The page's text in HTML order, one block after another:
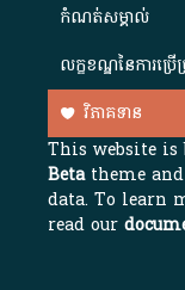
កំណត់សម្គាល់
លក្ខខណ្ឌនៃការប្រើ
វិភាគទាន
This website
Betatheme
data. To learn
read our